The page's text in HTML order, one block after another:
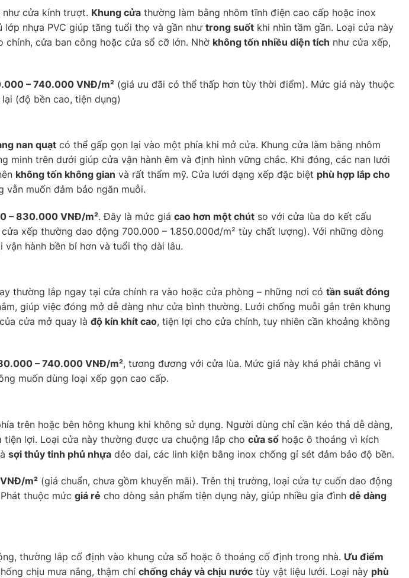
cửa kính trượt. Khung cửa thường làm bằng nhôm tĩnh điện cao cấp hoặc inox
lớp nhựa PVC giúp tăng tuổi thọ và gần như trong suốt khi nhìn tầm gần. Loại cửa này
cửa ban công hoặc cửa sổ cỡ lớn. Nhờ không tốn nhiều diện tích như cửa xếp,
– 740.000 VNĐ/m² (giá ưu đãi có thể thấp hơn tùy thời điểm). Mức giá này thuộc
(độ bền cao, tiện dụng)
nan quạt có thể gấp gọn lại vào một phía khi mở cửa. Khung cửa làm bằng nhôm
trên dưới giúp cửa vận hành êm và định hình vững chắc. Khi đóng, các nan lưới
không tốn không gian và rất thẩm mỹ. Cửa lưới dạng xếp đặc biệt phù hợp lắp cho
vẫn muốn đảm bảo ngăn muỗi.
– 830.000 VNĐ/m². Đây là mức giá cao hơn một chút so với cửa lùa do kết cấu
xếp thường dao động 700.000 – 1.850.000đ/m² tùy chất lượng). Với những dòng
hành bền bỉ hơn và tuổi thọ dài lâu.
thường lắp ngay tại cửa chính ra vào hoặc cửa phòng – những nơi có tần suất đóng
giúp việc đóng mở dễ dàng như cửa bình thường. Lưới chống muỗi gắn trên khung
cửa mở quay là độ kín khít cao, tiện lợi cho cửa chính, tuy nhiên cần khoảng không
– 740.000 VNĐ/m², tương đương với cửa lùa. Mức giá này khá phải chăng vì
muốn dùng loại xếp gọn cao cấp.
trên hoặc bên hông khung khi không sử dụng. Người dùng chỉ cần kéo thả dễ dàng,
lợi. Loại cửa này thường được ưa chuộng lắp cho cửa sổ hoặc ô thoáng vì kích
sợi thủy tinh phủ nhựa dẻo dai, các linh kiện bằng inox chống gỉ sét đảm bảo độ bền.
m² (giá chuẩn, chưa gồm khuyến mãi). Trên thị trường, loại cửa tự cuốn dao động
thuộc mức giá rẻ cho dòng sản phẩm tiện dụng này, giúp nhiều gia đình dễ dàng
thường lắp cố định vào khung cửa sổ hoặc ô thoáng cố định trong nhà. Ưu điểm
chịu mưa nắng, thậm chí chống cháy và chịu nước tùy vật liệu lưới. Loại này phù